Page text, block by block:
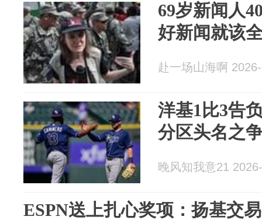
69岁新闻人
好新闻就该
赴一场山海啊
洋基1比3告
分区头名之
晚风知我意21
ESPN送上扎心奖项：扬基交